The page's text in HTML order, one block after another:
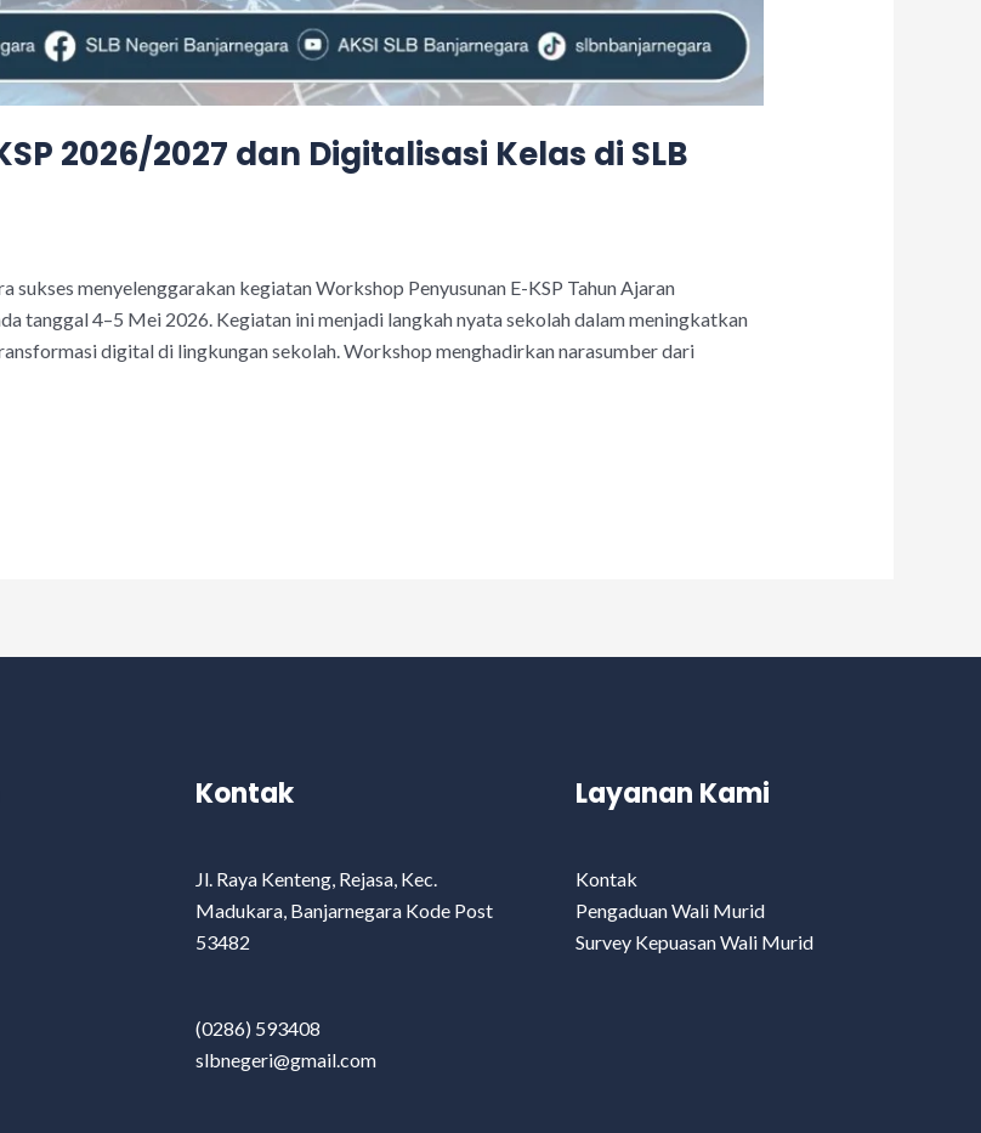
2026/2027 dan Digitalisasi Kelas di SLB
menyelenggarakan kegiatan Workshop Penyusunan E-KSP Tahun Ajaran
tanggal 4–5 Mei 2026. Kegiatan ini menjadi langkah nyata sekolah dalam meningkatkan
digital di lingkungan sekolah. Workshop menghadirkan narasumber dari
Kontak
Jl. Raya Kenteng, Rejasa, Kec.
Madukara, Banjarnegara Kode Post
53482
(0286) 593408
slbnegeri@gmail.com
Layanan Kami
Kontak
Pengaduan Wali Murid
Survey Kepuasan Wali Murid